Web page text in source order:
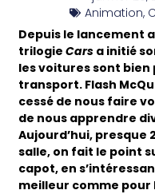
Animation,
Depuis le lancement
trilogieCars a initié
les voitures sont bien
transport. Flash
cessé de nous faire
de nous apprendre
Aujourd’hui, presque
salle, on fait le point
capot, en
meilleur comme pour